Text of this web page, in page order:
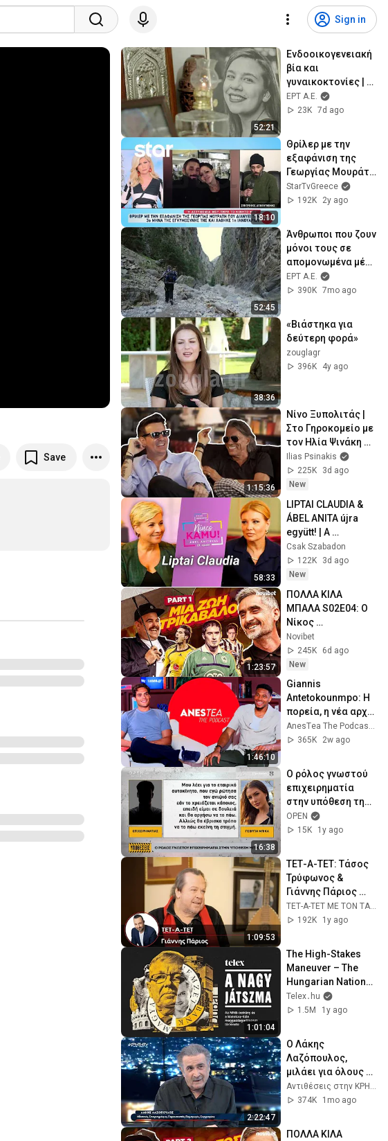
Sign in
Save
52:21
Ενδοοικογενειακή
βία και
γυναικοκτονίες |
365 Στιγμές
ΕΡΤ Α.Ε.
23K 7d ago
18:10
Θρίλερ με την
εξαφάνιση της
Γεωργίας Μουράτη
- Τι λέει ο
σύντροφος της
StarTvGreece
192K
2y ago
52:45
Άνθρωποι που ζουν
μόνοι τους σε
απομονωμένα μέρη
| 365 Στιγμές
ΕΡΤ Α.Ε.
390K 7mo ago
38:36
«Βιάστηκα για
δεύτερη φορά»
zouglagr
396K
4y ago
1:15:36
Νίνο Ξυπολιτάς |
Στο Γηροκομείο με
τον Ηλία Ψινάκη
#28
Ilias Psinakis
225K
3d ago
New
58:33
LIPTAI CLAUDIA &
ÁBEL ANITA újra
együtt! | A
beszélgetés, amire
vártunk | NINCS
KAMU | Csak
Csak Szabadon
122K
3d ago
New
1:23:57
ΠΟΛΛΑ ΚΙΛΑ
ΜΠΑΛΑ S02E04: Ο
Νίκος
Λυμπερόπουλος
στη συνέντευξη
της ζωής του!
(PART 1)
Novibet
245K
6d ago
New
1:46:10
Giannis
Antetokounmpo: Η
πορεία, η νέα αρχή,
η οικογένεια & το
mentality | AnesTea
AnesΤea The Podcast and ΤΑ ΝΕΑ
365K
2w ago
16:38
Ο ρόλος γνωστού
επιχειρηματία
στην υπόθεση της
Γεωργίας Μπίκα |
OPEN TV
OPEN
15K
1y ago
1:09:53
ΤΕΤ-Α-ΤΕΤ: Τάσος
Τρύφωνος &
Γιάννης Πάριος
(2025)
ΤΕΤ-Α-ΤΕΤ ΜΕ ΤΟΝ ΤΑΣΟ ΤΡΥΦΩΝΟΣ
192K
1y ago
1:01:04
The High-Stakes
Maneuver – The
Hungarian National
Bank Scandal
Telex․hu
1.5M
1y ago
2:22:47
Ο Λάκης
Λαζόπουλος,
μιλάει για όλους
και για όλα
στις "Αντιθέσεις"
Αντιθέσεις στην ΚΡΗΤΗ TV
374K
1mo ago
ΠΟΛΛΑ ΚΙΛΑ